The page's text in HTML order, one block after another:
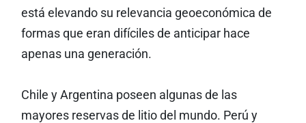
está elevando su relevancia geoeconómica de
formas que eran difíciles de anticipar hace
apenas una generación.
Chile y Argentina poseen algunas de las
mayores reservas de litio del mundo. Perú y